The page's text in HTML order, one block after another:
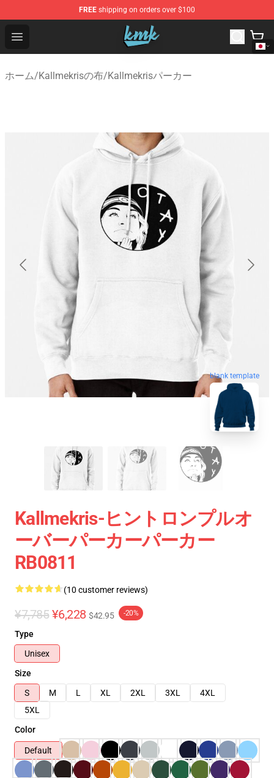
FREE shipping on orders over $100
Open menu
KallMeKris Store - Official KallMeKris Merchandise Shop
ホーム/Kallmekrisの布/Kallmekrisパーカー
blank template
Kallmekris-ヒントロンプルオ
ーバーパーカーパーカー
RB0811
(10 customer reviews)
¥7,785 ¥6,228 $42.95 -20%
Type
Unisex
Size
S
M L XL 2XL 3XL
4XL
5XL
Color
Default